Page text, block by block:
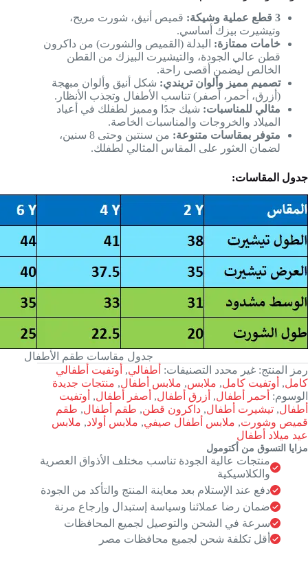
3 قطع عملية وشيكة:
قميص أنيق، شورت مريح،
وتيشيرت بيزك أساسي.
خامات ممتازة: البدلة (القميص والشورت) من داكرون
قطن عالي الجودة، والتيشيرت البيزك من القطن
الخالص ليضمن أقصى راحة.
تصميم مميز وألوان تريندي: شكل أنيق وألوان مبهجة
(أزرق، أحمر، أصفر) تناسب الأطفال وتجذب الأنظار.
مثالي للمناسبات: شيك جدًا ومميز لطفلك في أعياد
الميلاد والخروجات والمناسبات الخاصة.
متوفر بمقاسات متنوعة:
من سنتين وحتى 8 سنين،
لضمان العثور على المقاس المثالي لطفلك.
جدول المقاسات:
جدول مقاسات طقم الأطفال
رمز المنتج: غير محدد التصنيفات: أطفالي, أوتفيت أطفالي
كامل, أوتفيت كامل, ملابس, ملابس أطفال, منتجات جديدة
الوسوم: أحمر أطفال, أزرق أطفال, أصفر أطفال, أوتفيت
أطفال, تيشيرت أطفال, داكرون قطن, طقم أطفال, طقم
قميص وشورت, ملابس أطفال صيفي, ملابس أولاد, ملابس
عيد ميلاد أطفال
مزايا التسوق من أكتومول
منتجات عالية الجودة تناسب مختلف الأذواق العصرية
والكلاسيكية
دفع عند الإستلام بعد معاينة المنتج والتأكد من الجودة
ضمان رضا عملائنا وسياسة إستبدال وإرجاع مرنة
سرعة في الشحن والتوصيل لجميع المحافظات
أقل تكلفة شحن لجميع محافظات مصر